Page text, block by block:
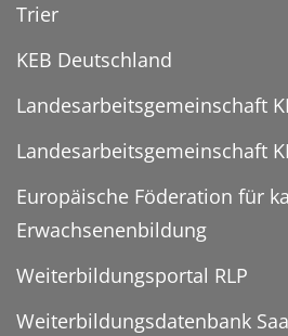
Trier
KEB Deutschland
Landesarbeitsgemeinschaft
Landesarbeitsgemeinschaft
Europäische Föderation für
Erwachsenenbildung
Weiterbildungsportal RLP
Weiterbildungsdatenbank